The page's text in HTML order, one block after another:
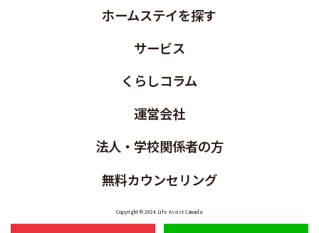
ホームステイを探す
サービス
くらしコラム
運営会社
法人・学校関係者の方
無料カウンセリング
Copyright © 2024 Life Assist Canada